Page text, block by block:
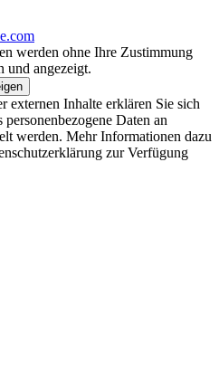
werden ohne Ihre Zustimmung
und angezeigt.
externen Inhalte erklären Sie sich
Daten an
werden. Mehr Informationen dazu
zur Verfügung